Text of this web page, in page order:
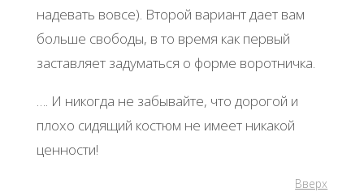
надевать вовсе). Второй вариант дает вам
больше свободы, в то время как первый
заставляет задуматься о форме воротничка.
…. И никогда не забывайте, что дорогой и
плохо сидящий костюм не имеет никакой
ценности!
Вверх